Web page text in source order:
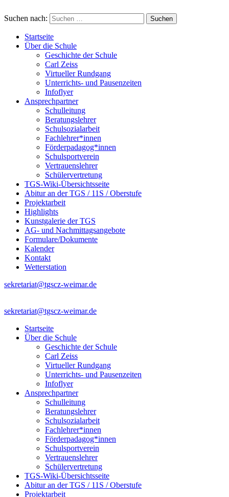
Suchen nach:
Startseite
Über die Schule
Geschichte der Schule
Carl Zeiss
Virtueller Rundgang
Unterrichts- und Pausenzeiten
Infoflyer
Ansprechpartner
Schulleitung
Beratungslehrer
Schulsozialarbeit
Fachlehrer*innen
Förderpadagog*innen
Schulsportverein
Vertrauenslehrer
Schülervertretung
TGS-Wiki-Übersichtsseite
Abitur an der TGS / 11S / Oberstufe
Projektarbeit
Highlights
Kunstgalerie der TGS
AG- und Nachmittagsangebote
Formulare/Dokumente
Kalender
Kontakt
Wetterstation
sekretariat@tgscz-weimar.de
sekretariat@tgscz-weimar.de
Startseite
Über die Schule
Geschichte der Schule
Carl Zeiss
Virtueller Rundgang
Unterrichts- und Pausenzeiten
Infoflyer
Ansprechpartner
Schulleitung
Beratungslehrer
Schulsozialarbeit
Fachlehrer*innen
Förderpadagog*innen
Schulsportverein
Vertrauenslehrer
Schülervertretung
TGS-Wiki-Übersichtsseite
Abitur an der TGS / 11S / Oberstufe
Projektarbeit